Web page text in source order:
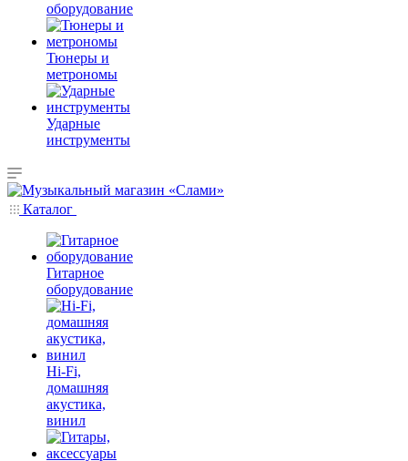
оборудование
Тюнеры и
метрономы
Ударные
инструменты
Каталог
Гитарное
оборудование
Hi-Fi,
домашняя
акустика,
винил